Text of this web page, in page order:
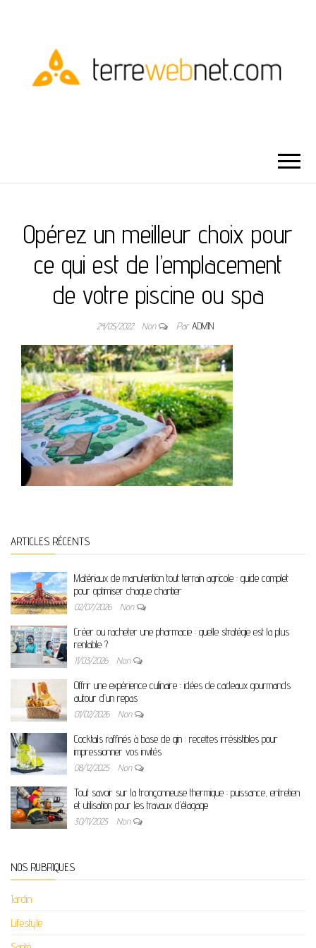
Opérez un meilleur choix pour
ce qui est de l’emplacement
de votre piscine ou spa
24/05/2022 Non ParADMIN
ARTICLES RÉCENTS
Matériaux de manutention tout terrain agricole : guide complet
pour optimiser chaque chantier
02/07/2026 Non
Créer ou racheter une pharmacie : quelle stratégie est la plus
rentable ?
11/03/2026 Non
Offrir une expérience culinaire : idées de cadeaux gourmands
autour d’un repas
01/02/2026 Non
Cocktails raffinés à base de gin : recettes irrésistibles pour
impressionner vos invités
08/12/2025 Non
Tout savoir sur la tronçonneuse thermique : puissance, entretien
et utilisation pour les travaux d’élagage
30/11/2025 Non
NOS RUBRIQUES
Jardin
Lifestyle